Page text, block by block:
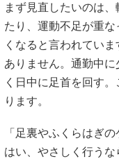
まず見直したいのは
たり、運動不足が重
くなると言われてい
ありません。通勤中
く日中に足首を回す
ります。
「足裏やふくらはぎ
はい、やさしく行う